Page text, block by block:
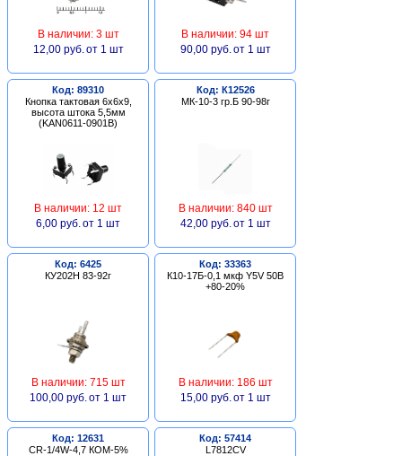
В наличии: 3 шт
12,00 руб. от 1 шт
В наличии: 94 шт
90,00 руб. от 1 шт
Код: 89310
Кнопка тактовая 6х6х9,
высота штока 5,5мм
(KAN0611-0901B)
В наличии: 12 шт
6,00 руб. от 1 шт
Код: К12526
МК-10-3 гр.Б 90-98г
В наличии: 840 шт
42,00 руб. от 1 шт
Код: 6425
КУ202Н 83-92г
В наличии: 715 шт
100,00 руб. от 1 шт
Код: 33363
К10-17Б-0,1 мкф Y5V 50В
+80-20%
В наличии: 186 шт
15,00 руб. от 1 шт
Код: 12631
CR-1/4W-4,7 КОМ-5%
Код: 57414
L7812CV